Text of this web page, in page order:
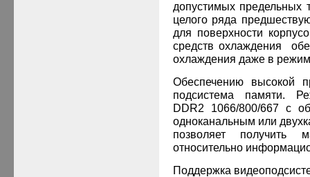
допустимых
целого ряда
для поверхности
средств охлаждения
охлаждения даже в
Обеспечению высокой
подсистема памяти.
DDR2 1066/800/667 с
одноканальным или
позволяет получить
относительно
Поддержка